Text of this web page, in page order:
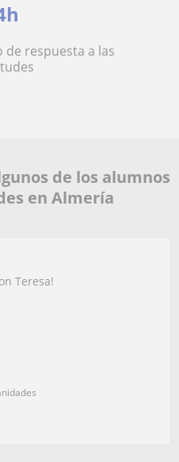
de respuesta a las
de los alumnos
en Almería
Teresa!